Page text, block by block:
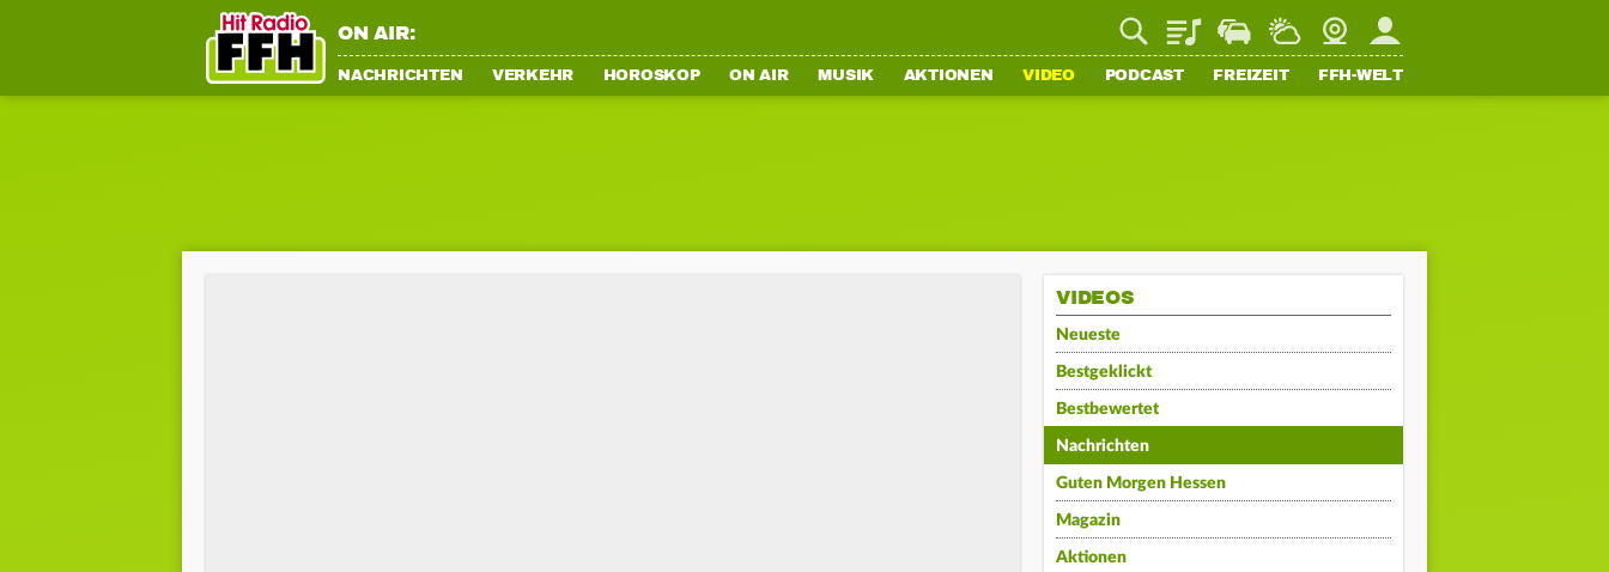
ON AIR: PlaylistStaupilotWetterWebcamMein FFH
NACHRICHTEN VERKEHR HOROSKOP ON AIR MUSIK AKTIONEN VIDEO PODCAST FREIZEIT FFH-WELT
VIDEOS
Neueste
Bestgeklickt
Bestbewertet
Nachrichten
Guten Morgen Hessen
Magazin
Aktionen